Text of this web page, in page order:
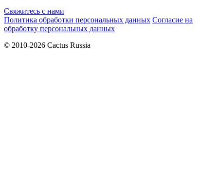
Свяжитесь с нами
Политика обработки персональных данных Согласие на
обработку персональных данных
© 2010-2026 Cactus Russia